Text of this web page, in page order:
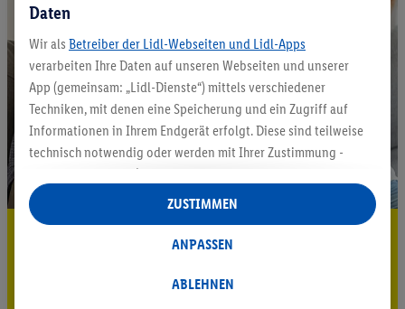
5.95 € Versand sparen³²ᵃ
Daten
Wir als Betreiber der Lidl-Webseiten und Lidl-Apps
verarbeiten Ihre Daten auf unseren Webseiten und unserer
App (gemeinsam: „Lidl-Dienste“) mittels verschiedener
Techniken, mit denen eine Speicherung und ein Zugriff auf
Informationen in Ihrem Endgerät erfolgt. Diese sind teilweise
technisch notwendig oder werden mit Ihrer Zustimmung -
auch durch Partner (u.a.
Verantwortliche; im Zusammenhang mit dem IAB TCF
insgesamt
Statistik-Erstellung oder für personalisierte Werbung
Datenverarbeitungen für personalisierte Werbung werden
ABLEHNEN
ANPASSEN
ZUSTIMMEN